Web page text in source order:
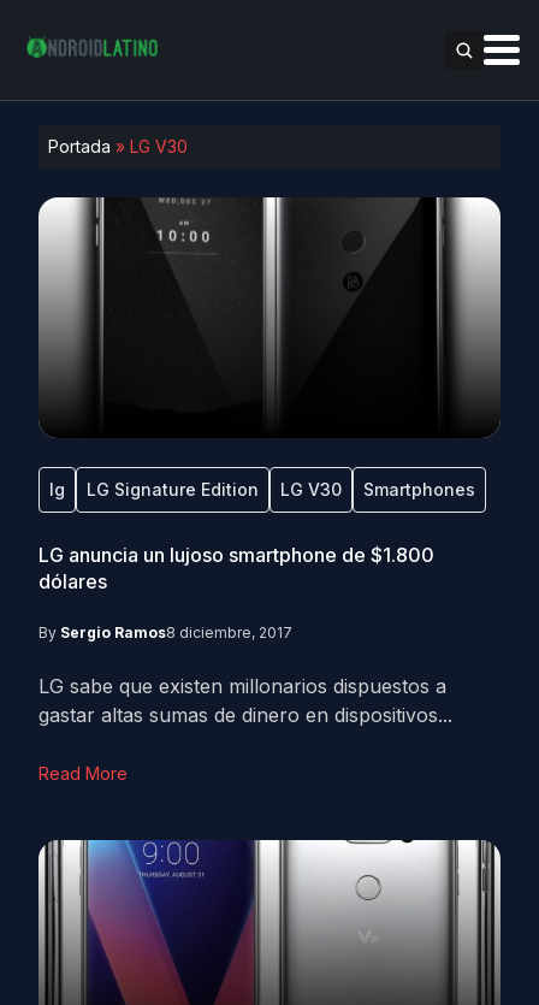
Portada » LG V30
lg LG Signature Edition LG V30 Smartphones
LG anuncia un lujoso smartphone de $1.800
dólares
By Sergio Ramos8 diciembre, 2017
LG sabe que existen millonarios dispuestos a
gastar altas sumas de dinero en dispositivos...
Read More